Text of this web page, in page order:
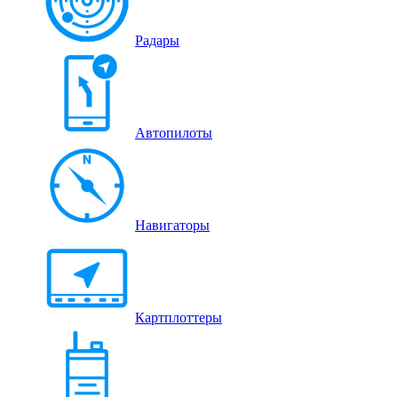
Радары
Автопилоты
Навигаторы
Картплоттеры